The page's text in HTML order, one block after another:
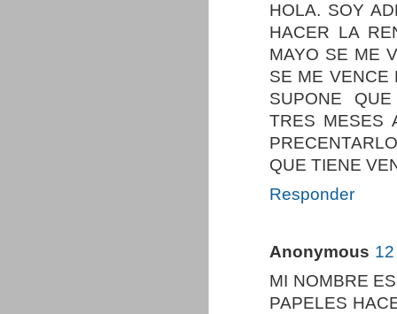
HOLA. SOY
HACER LA
MAYO SE ME
SE ME VENCE
SUPONE
TRES MESES
QUE TIENE
Responder
Anonymous
MI NOMBRE
PAPELES